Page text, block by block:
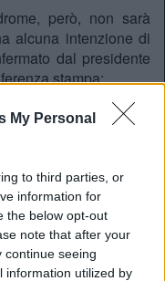
My Personal
to third parties, or
information for
the below opt-out
note that after your
continue seeing
information utilized by
però, non sarà
alcuna intenzione di
dal presidente
stampa:
di Mason.
economici, quota
“, ha spiegato
facendo con lui
che cerca
volontà è dare
a lui”.